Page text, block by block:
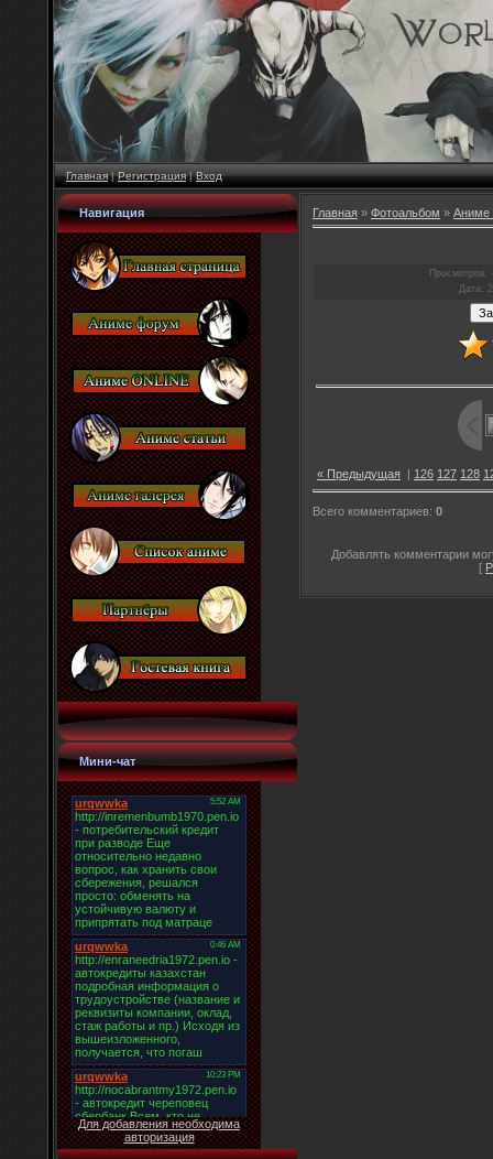
Главная|Регистрация|Вход
Навигация
Мини-чат
Для добавления необходима
авторизация
Главная » Фотоальбом » Аниме
Просмотров :
Дата :
« Предыдущая | 126 127 128
Всего комментариев: 0
Добавлять комментарии
[